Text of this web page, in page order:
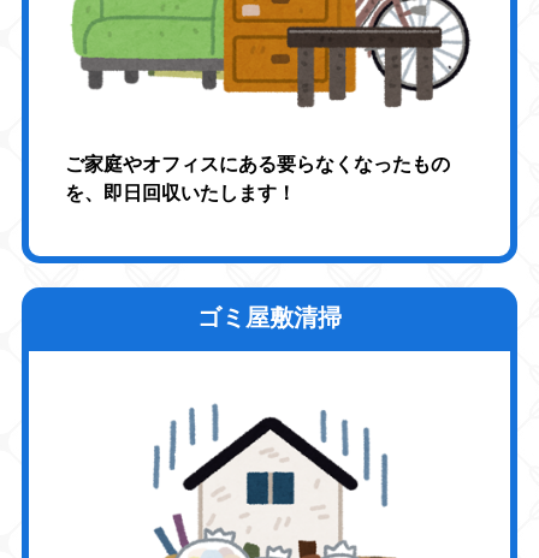
ご家庭やオフィスにある要らなくなったもの
を、即日回収いたします！
ゴミ屋敷清掃